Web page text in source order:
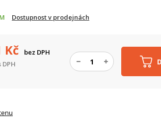
Dostupnost v prodejnách
Kč
bez DPH
DPH